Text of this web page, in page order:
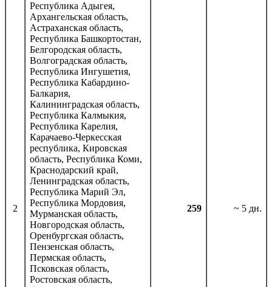
2
Республика Адыгея,
Архангельская область,
Астраханская область,
Республика Башкортостан,
Белгородская область,
Волгоградская область,
Республика Ингушетия,
Республика Кабардино-
Балкария,
Калининградская область,
Республика Калмыкия,
Республика Карелия,
Карачаево-Черкесская
республика, Кировская
область, Республика Коми,
Краснодарский край,
Ленинградская область,
Республика Марий Эл,
Республика Мордовия,
Мурманская область,
Новгородская область,
Оренбургская область,
Пензенская область,
Пермская область,
Псковская область,
Ростовская область,
259 ~ 5 дн.